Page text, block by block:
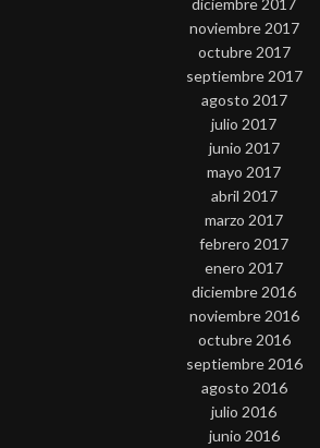
diciembre 2017
noviembre 2017
octubre 2017
septiembre 2017
agosto 2017
julio 2017
junio 2017
mayo 2017
abril 2017
marzo 2017
febrero 2017
enero 2017
diciembre 2016
noviembre 2016
octubre 2016
septiembre 2016
agosto 2016
julio 2016
junio 2016